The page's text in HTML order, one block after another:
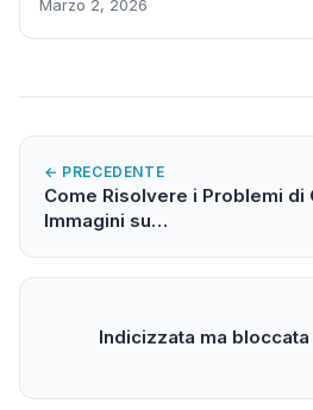
Marzo 2, 2026
← PRECEDENTE
Come Risolvere i Problemi di
Immagini su…
Indicizzata ma